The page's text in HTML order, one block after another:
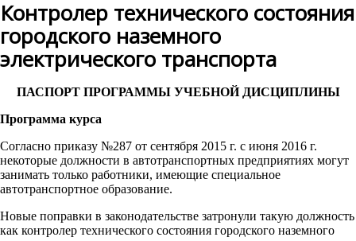
Контролер технического состояния
городского наземного
электрического транспорта
ПАСПОРТ ПРОГРАММЫ УЧЕБНОЙ ДИСЦИПЛИНЫ
Программа курса
Согласно приказу №287 от сентября 2015 г. с июня 2016 г.
некоторые должности в автотранспортных предприятиях могут
занимать только работники, имеющие специальное
автотранспортное образование.
Новые поправки в законодательстве затронули такую должность
как контролер технического состояния городского наземного